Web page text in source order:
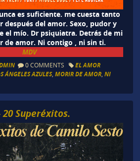
es suficiente. me cuesta tanto
después del amor. Sexo, pudor y
el mío. Dr psiquiatra. Detrás de mi
de amor. Ni contigo , ni sin ti.
MDV
0 COMMENTS
EL AMOR
ÁNGELES AZULES, MORIR DE AMOR, NI
Superéxitos.